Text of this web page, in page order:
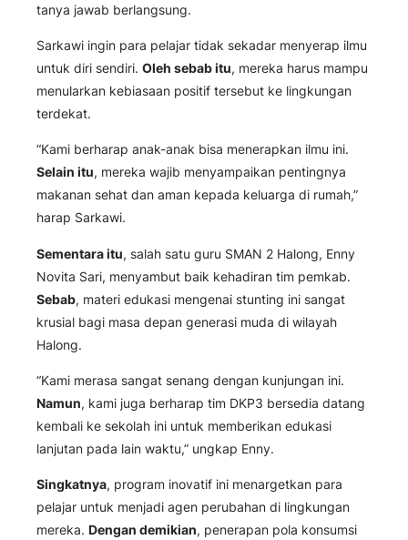
tanya jawab berlangsung.
Sarkawi ingin para pelajar tidak sekadar menyerap ilmu
untuk diri sendiri. Oleh sebab itu, mereka harus mampu
menularkan kebiasaan positif tersebut ke lingkungan
terdekat.
“Kami berharap anak-anak bisa menerapkan ilmu ini.
Selain itu, mereka wajib menyampaikan pentingnya
makanan sehat dan aman kepada keluarga di rumah,”
harap Sarkawi.
Sementara itu, salah satu guru SMAN 2 Halong, Enny
Novita Sari, menyambut baik kehadiran tim pemkab.
Sebab, materi edukasi mengenai stunting ini sangat
krusial bagi masa depan generasi muda di wilayah
Halong.
“Kami merasa sangat senang dengan kunjungan ini.
Namun, kami juga berharap tim DKP3 bersedia datang
kembali ke sekolah ini untuk memberikan edukasi
lanjutan pada lain waktu,” ungkap Enny.
Singkatnya, program inovatif ini menargetkan para
pelajar untuk menjadi agen perubahan di lingkungan
mereka. Dengan demikian, penerapan pola konsumsi